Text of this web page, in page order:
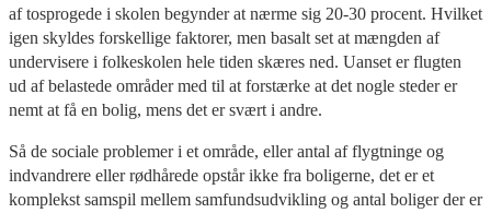
af tosprogede i skolen begynder at nærme sig 20-30 procent. Hvilket
igen skyldes forskellige faktorer, men basalt set at mængden af
undervisere i folkeskolen hele tiden skæres ned. Uanset er flugten
ud af belastede områder med til at forstærke at det nogle steder er
nemt at få en bolig, mens det er svært i andre.
Så de sociale problemer i et område, eller antal af flygtninge og
indvandrere eller rødhårede opstår ikke fra boligerne, det er et
komplekst samspil mellem samfundsudvikling og antal boliger der er